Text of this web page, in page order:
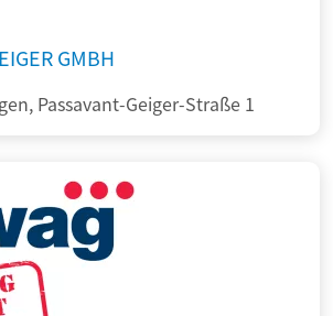
GMBH
Passavant-Geiger-Straße 1